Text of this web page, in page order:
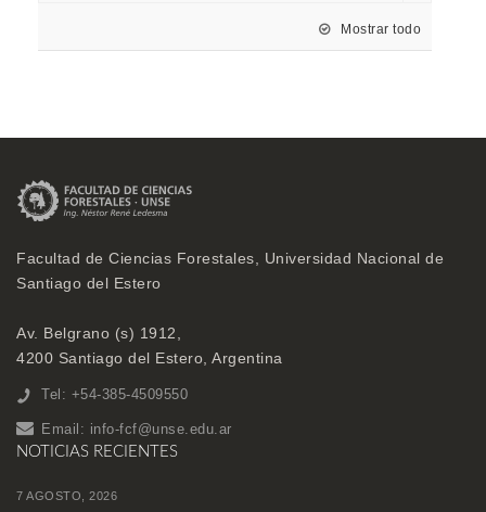
Mostrar todo
Facultad de Ciencias Forestales, Universidad Nacional de
Santiago del Estero
Av. Belgrano (s) 1912,
4200 Santiago del Estero, Argentina
Tel: +54-385-4509550
Email: info-fcf@unse.edu.ar
NOTICIAS RECIENTES
7 AGOSTO, 2026